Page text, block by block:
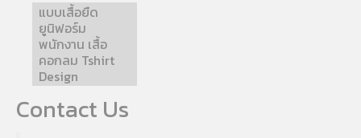
แบบเสื้อยืด
ยูนิฟอร์ม
พนักงาน เสื้อ
คอกลม Tshirt
Design
Contact Us